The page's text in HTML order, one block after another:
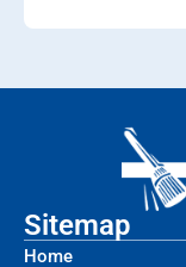
Sitemap
Home